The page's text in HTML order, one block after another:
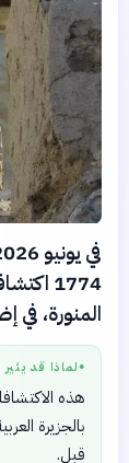
1774
المنورة، في
لماذا قد يثير
هذه
بالجزيرة
قبل.